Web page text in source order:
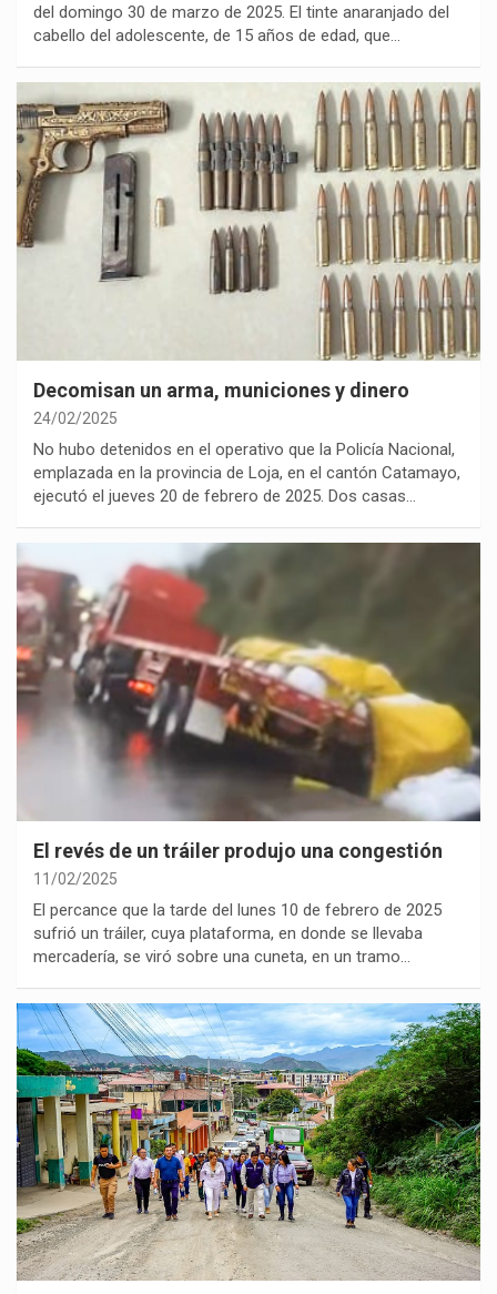
del domingo 30 de marzo de 2025. El tinte anaranjado del
cabello del adolescente, de 15 años de edad, que…
Decomisan un arma, municiones y dinero
24/02/2025
No hubo detenidos en el operativo que la Policía Nacional,
emplazada en la provincia de Loja, en el cantón Catamayo,
ejecutó el jueves 20 de febrero de 2025. Dos casas…
El revés de un tráiler produjo una congestión
11/02/2025
El percance que la tarde del lunes 10 de febrero de 2025
sufrió un tráiler, cuya plataforma, en donde se llevaba
mercadería, se viró sobre una cuneta, en un tramo…